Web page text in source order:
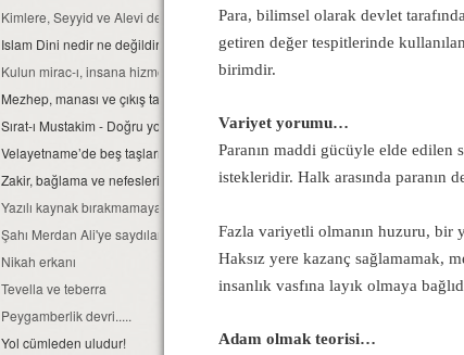
Kimlere, Seyyid ve Alevi denir?
Islam Dini nedir ne değildir?
Kulun mirac-ı, insana hizmettir...
Mezhep, manası ve çıkış tarihi...
Sırat-ı Mustakim - Doğru yol...
Velayetname’de beş taşların şahitliği
Zakir, bağlama ve nefeslerin, anlam ile önemi…
Yazılı kaynak bırakmamaya özen gösterilmiştir...
Şahı Merdan Ali'ye saydılar bizi...
Nikah erkanı
Tevella ve teberra
Peygamberlik devri.....
Yol cümleden uludur!
Para, bilimsel olarak devlet
getiren değer tespitlerinde
birimdir.
Variyet yorumu…
Paranın maddi gücüyle elde edilen
istekleridir. Halk arasında paranın
Fazla variyetli olmanın huzuru, bir
Haksız yere kazanç sağlamamak,
insanlık vasfına layık olmaya
Adam olmak teorisi…